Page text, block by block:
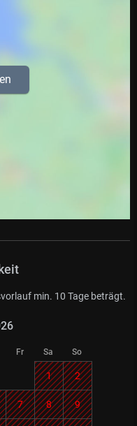
min. 10 Tage beträgt.
Fr Sa So
1 2
7 8 9